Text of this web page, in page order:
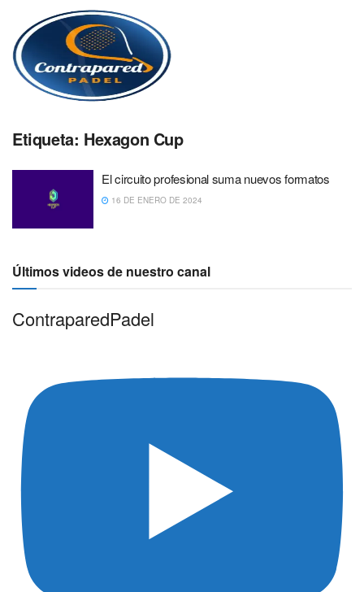
Etiqueta: Hexagon Cup
El circuito profesional suma nuevos formatos
16 DE ENERO DE 2024
Últimos videos de nuestro canal
ContraparedPadel